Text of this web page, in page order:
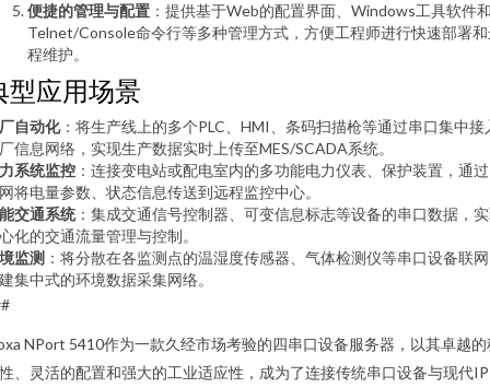
便捷的管理与配置 ：提供基于Web的配置界面、Windows工具软件
Telnet/Console命令行等多种管理方式，方便工程师进行快速部署
程维护。
型应用场景
自动化：将生产线上的多个PLC、HMI、条码扫描枪等通过串口集中接
信息网络，实现生产数据实时上传至MES/SCADA系统。
系统监控 ：连接变电站或配电室内的多功能电力仪表、保护装置，通
将电量参数、状态信息传送到远程监控中心。
交通系统：集成交通信号控制器、可变信息标志等设备的串口数据，
化的交通流量管理与控制。
监测 ：将分散在各监测点的温湿度传感器、气体检测仪等串口设备联
集中式的环境数据采集网络。
NPort 5410作为一款久经市场考验的四串口设备服务器，以其卓越的
、灵活的配置和强大的工业适应性，成为了连接传统串口设备与现代